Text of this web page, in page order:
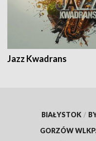
Jazz Kwadrans
BIAŁYSTOK /
GORZÓW